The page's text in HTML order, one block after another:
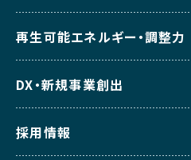
再生可能エネルギー・調整力
DX・新規事業創出
採用情報